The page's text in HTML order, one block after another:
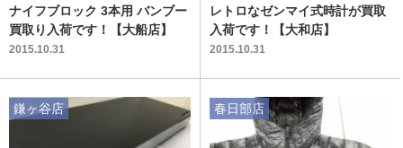
ナイフブロック 3本用 バンブー
買取り入荷です！【大船店】
2015.10.31
レトロなゼンマイ式時計が買取
入荷です！【大和店】
2015.10.31
鎌ヶ谷店 春日部店